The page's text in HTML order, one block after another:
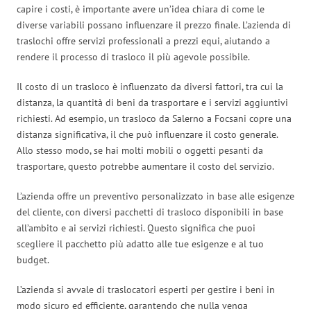
capire i costi, è importante avere un’idea chiara di come le
diverse variabili possano influenzare il prezzo finale. L’azienda di
traslochi offre servizi professionali a prezzi equi, aiutando a
rendere il processo di trasloco il più agevole possibile.
Il costo di un trasloco è influenzato da diversi fattori, tra cui la
distanza, la quantità di beni da trasportare e i servizi aggiuntivi
richiesti. Ad esempio, un trasloco da Salerno a Focsani copre una
distanza significativa, il che può influenzare il costo generale.
Allo stesso modo, se hai molti mobili o oggetti pesanti da
trasportare, questo potrebbe aumentare il costo del servizio.
L’azienda offre un preventivo personalizzato in base alle esigenze
del cliente, con diversi pacchetti di trasloco disponibili in base
all’ambito e ai servizi richiesti. Questo significa che puoi
scegliere il pacchetto più adatto alle tue esigenze e al tuo
budget.
L’azienda si avvale di traslocatori esperti per gestire i beni in
modo sicuro ed efficiente, garantendo che nulla venga